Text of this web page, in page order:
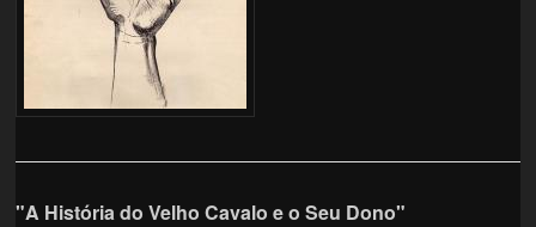
"A História do Velho Cavalo e o Seu Dono"